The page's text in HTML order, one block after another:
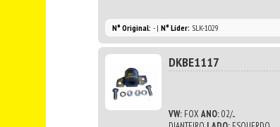
N° Original: - | N° Líder: SLK-1029
DKBE1117
VW: FOX ANO:02/...